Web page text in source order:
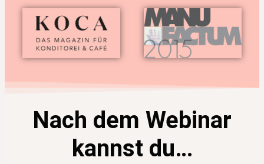
Nach dem Webinar
kannst du…